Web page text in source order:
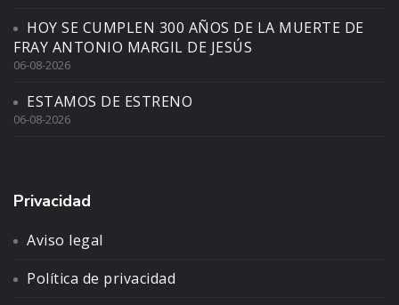
HOY SE CUMPLEN 300 AÑOS DE LA MUERTE DE
FRAY ANTONIO MARGIL DE JESÚS
06-08-2026
ESTAMOS DE ESTRENO
06-08-2026
Privacidad
Aviso legal
Política de privacidad